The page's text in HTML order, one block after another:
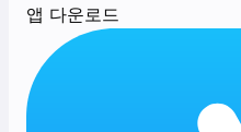
앱 다운로드